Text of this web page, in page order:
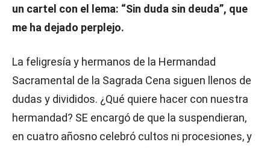
un cartel con el lema: “Sin duda sin deuda”, que
me ha dejado perplejo.
La feligresía y hermanos de la Hermandad
Sacramental de la Sagrada Cena siguen llenos de
dudas y divididos. ¿Qué quiere hacer con nuestra
hermandad? SE encargó de que la suspendieran,
en cuatro añosno celebró cultos ni procesiones, y